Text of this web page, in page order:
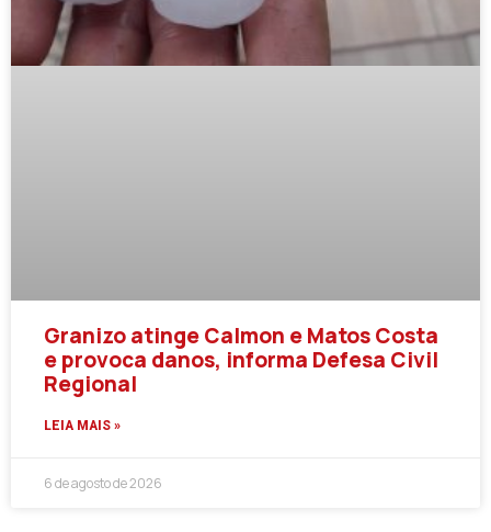
Granizo atinge Calmon e Matos Costa
e provoca danos, informa Defesa Civil
Regional
LEIA MAIS »
6 de agosto de 2026